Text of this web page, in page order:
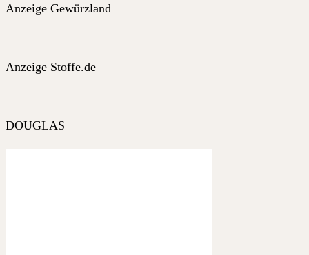
Anzeige Gewürzland
Anzeige Stoffe.de
DOUGLAS